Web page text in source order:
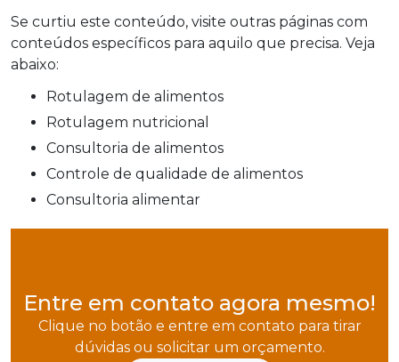
Se curtiu este conteúdo, visite outras páginas com
conteúdos específicos para aquilo que precisa. Veja
abaixo:
rotulagem de alimentos
rotulagem nutricional
consultoria de alimentos
controle de qualidade de alimentos
consultoria alimentar
Entre em contato agora mesmo!
Clique no botão e entre em contato para tirar
dúvidas ou solicitar um orçamento.